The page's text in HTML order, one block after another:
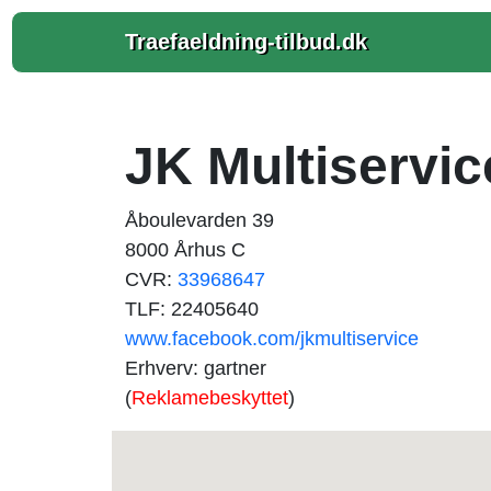
Traefaeldning-tilbud.dk
JK
Åboulevarden 39
8000 Århus C
CVR: 33968647
TLF: 22405640
www.facebook.com/jkmultiservice
Erhverv: gartner
(Reklamebeskyttet)